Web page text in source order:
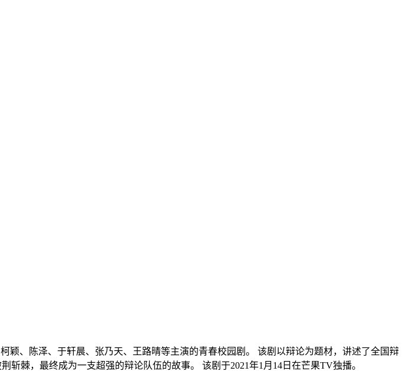
颖、陈泽、于轩晨、张乃天、王路晴等主演的青春校园剧。 该剧以辩论为题材，讲述了全国辩
斩棘，最终成为一支超强的辩论队伍的故事。 该剧于2021年1月14日在芒果TV独播。